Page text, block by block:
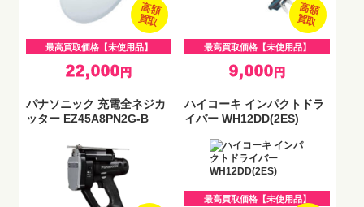
最高買取価格【未使用品】
22,000 円
高額
買取
最高買取価格【未使用品】
9,000 円
高額
買取
パナソニック 充電全ネジカ
ッター EZ45A8PN2G-B
ハイコーキ インパクトドラ
イバー WH12DD(2ES)
最高買取価格【未使用品】